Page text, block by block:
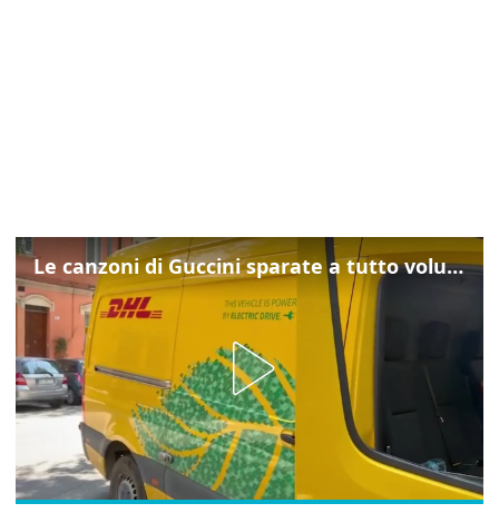
Le canzoni di Guccini sparate a tutto volume nella strada dove abitava